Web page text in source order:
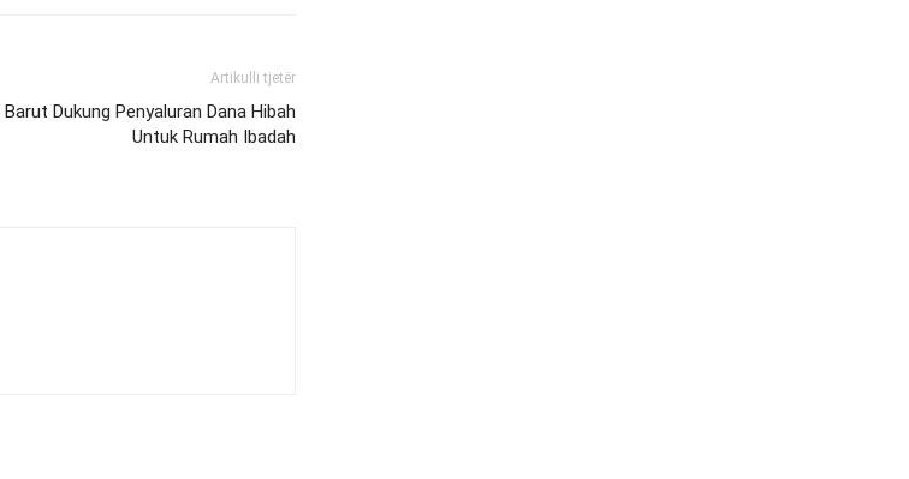
Artikulli tjetër
Dukung Penyaluran Dana Hibah
Untuk Rumah Ibadah